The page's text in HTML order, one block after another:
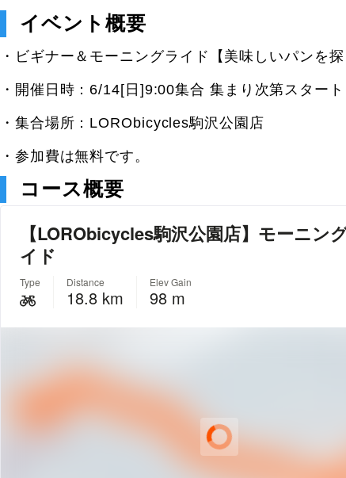
イベント概要
・ビギナー＆モーニングライド【美味しいパンを探
・開催日時：6/14[日]9:00集合 集まり次第スタート
・集合場所：LORObicycles駒沢公園店
・参加費は無料です。
コース概要